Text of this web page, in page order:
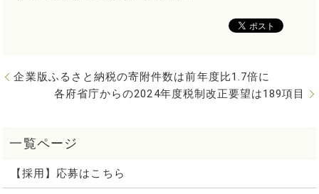
企業版ふるさと納税の寄附件数は前年度比1.7倍に
各府省庁からの2024年度税制改正要望は189項目
【採用】応募はこちら